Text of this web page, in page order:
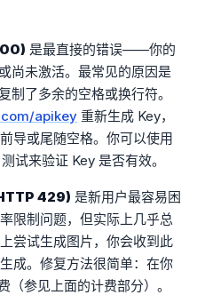
是最直接的错误——你的
尚未激活。最常见的原因是
制了多余的空格或换行符。
apikey 重新生成 Key，
导或尾随空格。你可以使用
试来验证 Key 是否有效。
429) 是新用户最容易困
限制问题，但实际上几乎总
尝试生成图片，你会收到此
成。修复方法很简单：在你
参见上面的计费部分）。